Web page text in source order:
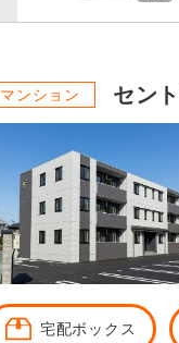
マンション セン
宅配ボックス